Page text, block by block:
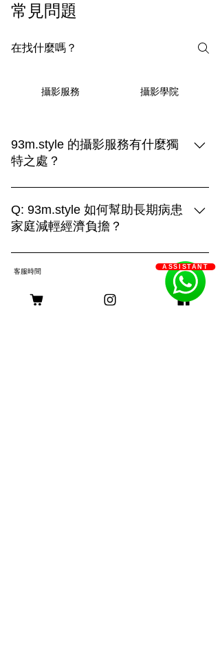
常見問題
攝影服務 攝影學院
93m.style 的攝影服務有什麼獨
特之處？
93m.style 的攝影服務結合創造力與專業
技術，提供三種拍攝選擇： 1. **上門拍
攝**：在毛孩熟悉的環境中捕捉自然真實
外拍攝**：利用自然光和多變的場景，捕
捉毛孩活力四射的畫面，展現動感與趣
味。 3. **影樓拍攝**：透過燈光與背景的
巧妙運用，創造出精緻的形象，突顯主人
Q: 93m.style 如何幫助長期病患
家庭減輕經濟負擔？
A: 93m.style 攝影公司非常關心長期病患
家庭的經濟壓力。為了減輕他們的負擔，
我們特別提供服務費用豁免優惠。 長期
病患家庭只需提供以下證明文件，即可申
客服時間
ASSISTANT